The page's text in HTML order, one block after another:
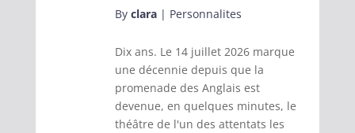
By clara| Personnalites
Dix ans. Le 14 juillet 2026 marque
une décennie depuis que la
promenade des Anglais est
devenue, en quelques minutes, le
théâtre de l'un des attentats les